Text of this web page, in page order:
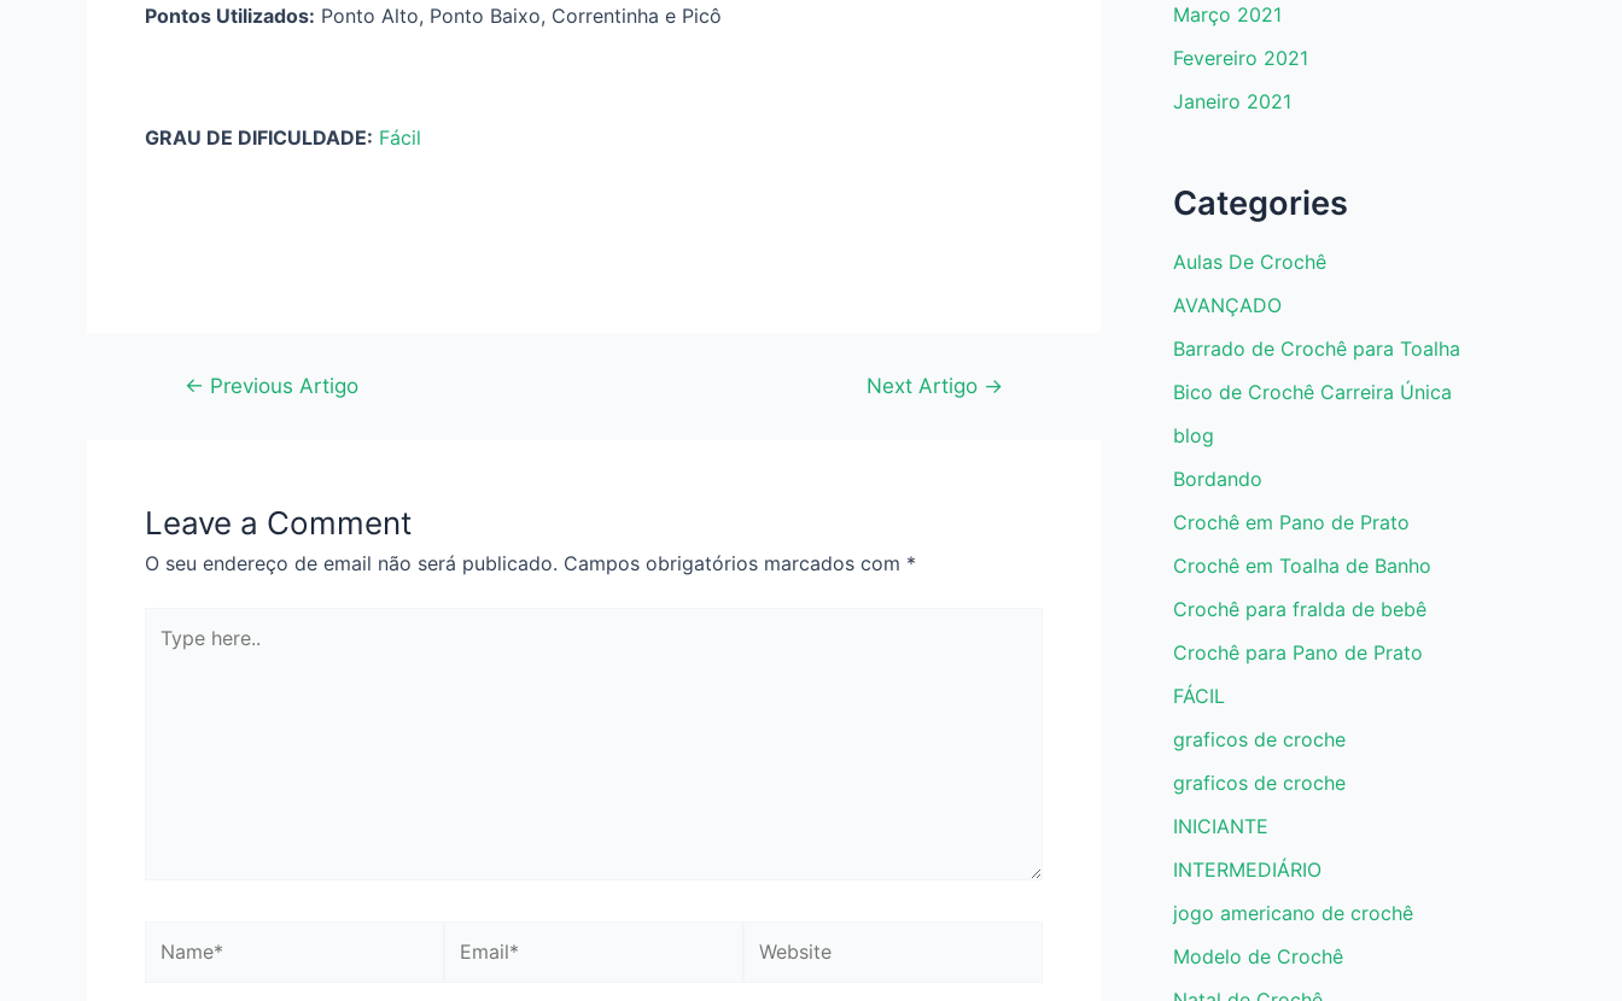
Pontos Utilizados: Ponto Alto, Ponto Baixo, Correntinha e Picô
GRAU DE DIFICULDADE: Fácil
Navegação
← Previous Artigo Next Artigo →
Leave a Comment
O seu endereço de email não será publicado. Campos obrigatórios marcados com *
here..
Março 2021
Fevereiro 2021
Janeiro 2021
Categories
Aulas De Crochê
AVANÇADO
Barrado de Crochê para Toalha
Bico de Crochê Carreira Única
blog
Bordando
Crochê em Pano de Prato
Crochê em Toalha de Banho
Crochê para fralda de bebê
Crochê para Pano de Prato
FÁCIL
graficos de croche
graficos de croche
INICIANTE
INTERMEDIÁRIO
jogo americano de crochê
Modelo de Crochê